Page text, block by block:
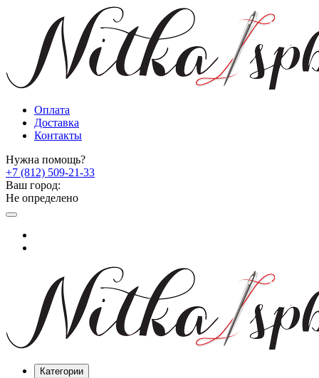
Оплата
Доставка
Контакты
Нужна помощь?
+7 (812) 509-21-33
Ваш город:
Не определено
Категории